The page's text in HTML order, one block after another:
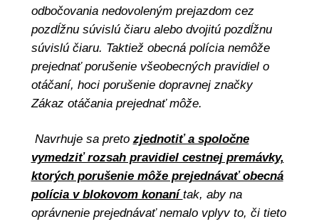
odbočovania nedovoleným prejazdom cez
pozdĺžnu súvislú čiaru alebo dvojitú pozdĺžnu
súvislú čiaru. Taktiež obecná polícia nemôže
prejednať porušenie všeobecných pravidiel o
otáčaní, hoci porušenie dopravnej značky
Zákaz otáčania prejednať môže.
Navrhuje sa preto zjednotiť a spoločne
vymedziť rozsah pravidiel cestnej premávky,
ktorých porušenie môže prejednávať obecná
polícia v blokovom konanítak, aby na
oprávnenie prejednávať nemalo vplyv to, či tieto